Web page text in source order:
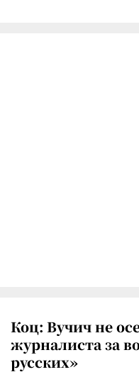
Коц: Вучич не
журналиста за
русских»